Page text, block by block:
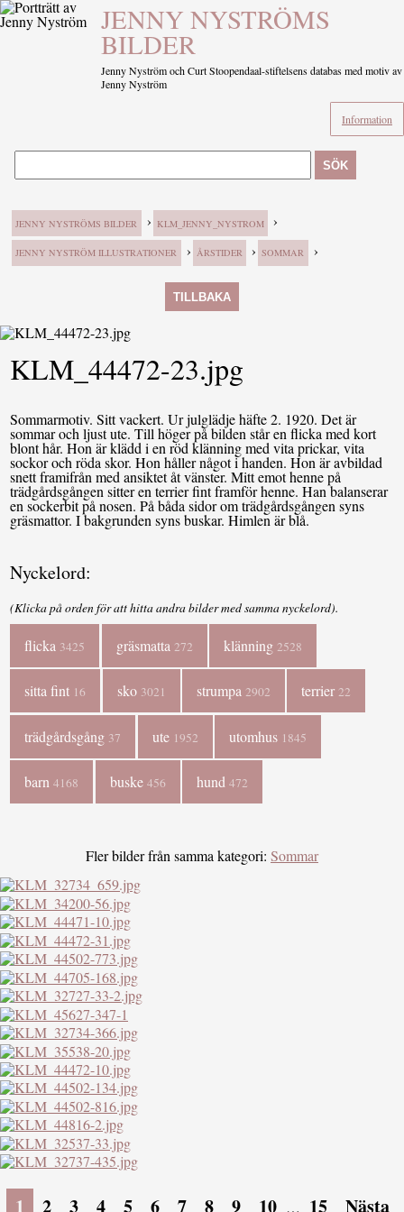
JENNY NYSTRÖMS
BILDER
Jenny Nyström och Curt Stoopendaal-stiftelsens databas med motiv av
Jenny Nyström
Information
SÖK
JENNY NYSTRÖMS BILDER › KLM_JENNY_NYSTROM ›
JENNY NYSTRÖM ILLUSTRATIONER › ÅRSTIDER › SOMMAR ›
TILLBAKA
KLM_44472-23.jpg
Sommarmotiv. Sitt vackert. Ur julglädje häfte 2. 1920. Det är
sommar och ljust ute. Till höger på bilden står en flicka med kort
blont hår. Hon är klädd i en röd klänning med vita prickar, vita
sockor och röda skor. Hon håller något i handen. Hon är avbildad
snett framifrån med ansiktet åt vänster. Mitt emot henne på
trädgårdsgången sitter en terrier fint framför henne. Han balanserar
en sockerbit på nosen. På båda sidor om trädgårdsgången syns
gräsmattor. I bakgrunden syns buskar. Himlen är blå.
Nyckelord:
(Klicka på orden för att hitta andra bilder med samma nyckelord).
flicka 3425 gräsmatta 272 klänning 2528
sitta fint 16 sko 3021 strumpa 2902 terrier 22
trädgårdsgång 37 ute 1952 utomhus 1845
barn4168 buske 456 hund 472
Fler bilder från samma kategori: Sommar
1 2 3 4 5 6 7 8 9 10 … 15 Nästa